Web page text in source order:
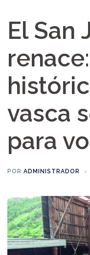
El San
vasca
para
POR ADMINISTRADOR